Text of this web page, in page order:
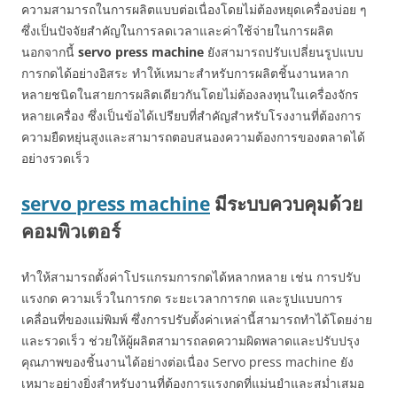
ความสามารถในการผลิตแบบต่อเนื่องโดยไม่ต้องหยุดเครื่องบ่อย ๆ
ซึ่งเป็นปัจจัยสำคัญในการลดเวลาและค่าใช้จ่ายในการผลิต
นอกจากนี้ servo press machine ยังสามารถปรับเปลี่ยนรูปแบบ
การกดได้อย่างอิสระ ทำให้เหมาะสำหรับการผลิตชิ้นงานหลาก
หลายชนิดในสายการผลิตเดียวกันโดยไม่ต้องลงทุนในเครื่องจักร
หลายเครื่อง ซึ่งเป็นข้อได้เปรียบที่สำคัญสำหรับโรงงานที่ต้องการ
ความยืดหยุ่นสูงและสามารถตอบสนองความต้องการของตลาดได้
อย่างรวดเร็ว
servo press machine มีระบบควบคุมด้วย
คอมพิวเตอร์
ทำให้สามารถตั้งค่าโปรแกรมการกดได้หลากหลาย เช่น การปรับ
แรงกด ความเร็วในการกด ระยะเวลาการกด และรูปแบบการ
เคลื่อนที่ของแม่พิมพ์ ซึ่งการปรับตั้งค่าเหล่านี้สามารถทำได้โดยง่าย
และรวดเร็ว ช่วยให้ผู้ผลิตสามารถลดความผิดพลาดและปรับปรุง
คุณภาพของชิ้นงานได้อย่างต่อเนื่อง Servo press machine ยัง
เหมาะอย่างยิ่งสำหรับงานที่ต้องการแรงกดที่แม่นยำและสม่ำเสมอ